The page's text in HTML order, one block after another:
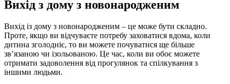
Вихід з дому з новонародженим
Вихід із дому з новонародженим – це може бути складно.
Проте, якщо ви відчуваєте потребу заховатися вдома, коли
дитина зголодніє, то ви можете почуватися ще більше
зв’язаною чи ізольованою. Це час, коли ви обоє можете
отримати задоволення від прогулянок та спілкування з
іншими людьми.